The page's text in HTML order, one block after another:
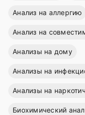
Анализ на аллергию
Анализ на
Анализы на дому
Анализы на
Анализы на
Биохимический